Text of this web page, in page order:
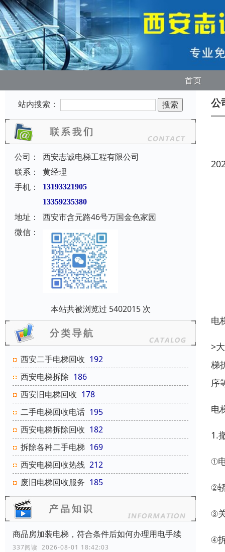
首页
站内搜索：
公司：
西安志诚电梯工程有限公司
联系：
黄经理
手机：
13193321905
13359235380
地址：
西安市含元路46号万国金色家园
微信：
本站共被浏览过 5402015 次
西安二手电梯回收 192
西安电梯拆除 186
西安旧电梯回收 178
二手电梯回收电话 195
西安电梯拆除回收 182
拆除各种二手电梯 169
西安电梯回收热线 212
废旧电梯回收服务 185
商品房加装电梯，符合条件后如何办理用电手续
337阅读 2026-08-01 18:42:03
公
电
>
梯
序
电
1.
①
②
③
④